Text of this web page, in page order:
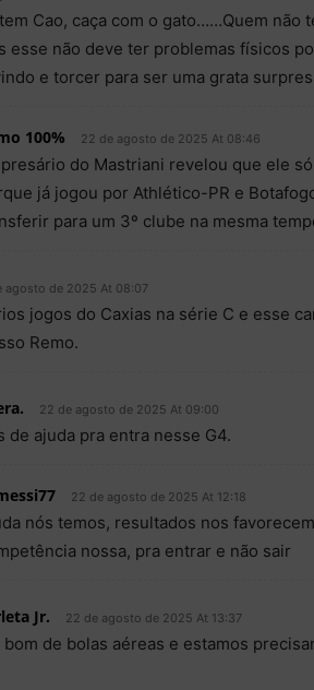
Cao, caça com o gato……Quem
esse não deve ter problemas físicos
e torcer para ser uma grata
100% 22 de agosto de 2025 At 08:46
do Mastriani revelou que ele
já jogou por Athlético-PR e
para um 3º clube na mesma
agosto de 2025 At 08:07
jogos do Caxias na série C e esse
Remo.
22 de agosto de 2025 At 09:00
de ajuda pra entra nesse G4.
22 de agosto de 2025 At 12:18
nós temos, resultados nos
nossa, pra entrar e não sair
Jr. 22 de agosto de 2025 At 13:37
de bolas aéreas e estamos